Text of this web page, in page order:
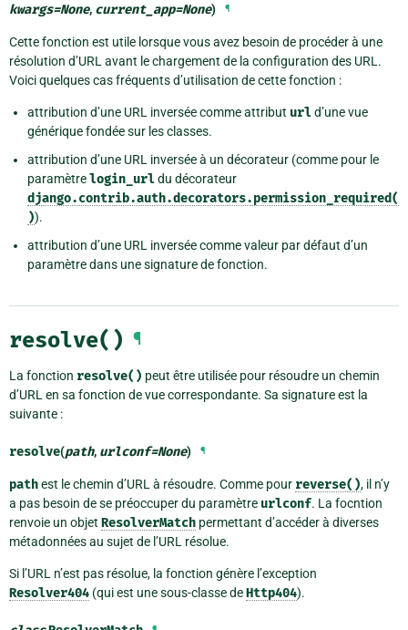
kwargs=None, current_app=None) ¶
Cette fonction est utile lorsque vous avez besoin de procéder à une
résolution d’URL avant le chargement de la configuration des URL.
Voici quelques cas fréquents d’utilisation de cette fonction :
attribution d’une URL inversée comme attribut urld’une vue
générique fondée sur les classes.
attribution d’une URL inversée à un décorateur (comme pour le
paramètrelogin_urldu décorateur
django.contrib.auth.decorators.permission_required(
)).
attribution d’une URL inversée comme valeur par défaut d’un
paramètre dans une signature de fonction.
resolve() ¶
La fonction resolve() peut être utilisée pour résoudre un chemin
d’URL en sa fonction de vue correspondante. Sa signature est la
suivante :
resolve(path, urlconf=None) ¶
pathest le chemin d’URL à résoudre. Comme pour reverse(), il n’y
a pas besoin de se préoccuper du paramètre urlconf. La focntion
renvoie un objet ResolverMatch permettant d’accéder à diverses
métadonnées au sujet de l’URL résolue.
Si l’URL n’est pas résolue, la fonction génère l’exception
Resolver404 (qui est une sous-classe deHttp404).